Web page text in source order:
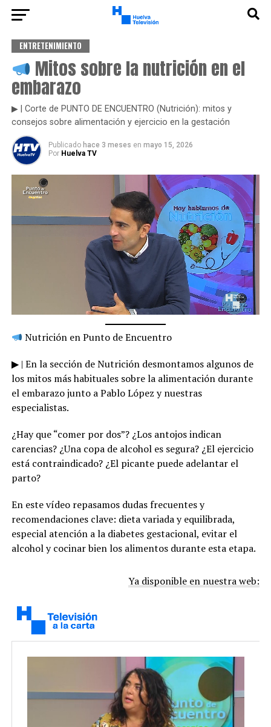
ENTRETENIMIENTO
Mitos sobre la nutrición en el
embarazo
▶ | Corte de PUNTO DE ENCUENTRO (Nutrición): mitos y
consejos sobre alimentación y ejercicio en la gestación
Publicado hace 3 meses en mayo 15, 2026
Por Huelva TV
Nutrición en Punto de Encuentro
▶ | En la sección de Nutrición desmontamos algunos de
los mitos más habituales sobre la alimentación durante
el embarazo junto a Pablo López y nuestras
especialistas.
¿Hay que “comer por dos”? ¿Los antojos indican
carencias? ¿Una copa de alcohol es segura? ¿El ejercicio
está contraindicado? ¿El picante puede adelantar el
parto?
En este vídeo repasamos dudas frecuentes y
recomendaciones clave: dieta variada y equilibrada,
especial atención a la diabetes gestacional, evitar el
alcohol y cocinar bien los alimentos durante esta etapa.
Ya disponible en nuestra web: